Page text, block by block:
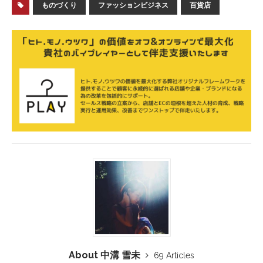
ものづくり ファッションビジネス 百貨店
About 中溝 雪未
69 Articles